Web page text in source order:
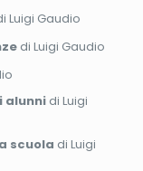
Luigi Gaudio
di Luigi Gaudio
alunnidi Luigi
scuola di Luigi